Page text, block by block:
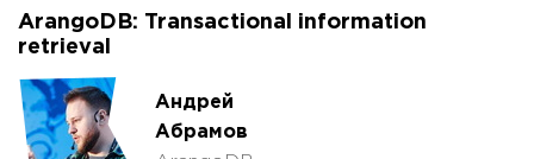
ArangoDB: Transactional information
retrieval
Андрей
Абрамов